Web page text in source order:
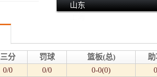
山东
三分 罚球 篮板(总) 助
0/0 0/0 0-0(0) 0